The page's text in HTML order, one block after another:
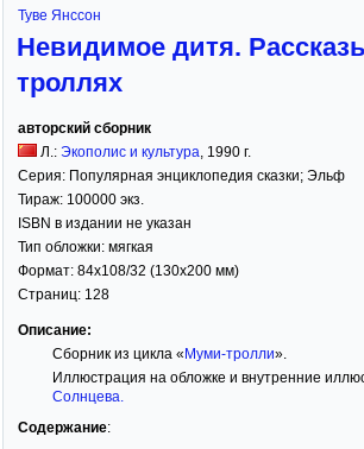
Туве Янссон
Невидимое дитя.
троллях
авторский сборник
Л.: Экополис и культура 1990 г.
Серия: Популярная энциклопедия сказки; Эльф
Тираж: 100000 экз.
ISBN в издании не указан
Тип обложки: мягкая
Формат: 84x108/32 (130x200 мм)
Страниц: 128
Описание:
Сборник из цикла «Муми-тролли».
Иллюстрация на обложке и внутренние
Солнцева
Содержание: